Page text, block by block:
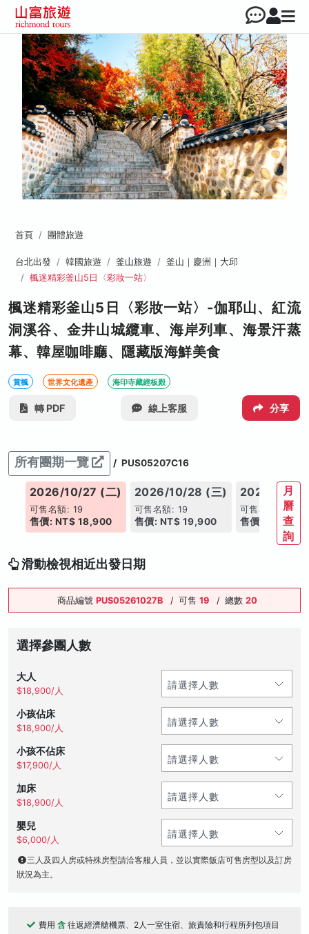
首頁 團體旅遊
台北出發 韓國旅遊 釜山旅遊
釜山｜慶洲｜大邱
楓迷精彩釜山5日〈彩妝一站〉
楓迷精彩釜山5日〈彩妝一站〉-伽耶山、紅流
洞溪谷、金井山城纜車、海岸列車、海景汗蒸
幕、韓屋咖啡廳、隱藏版海鮮美食
賞楓 世界文化遺產 海印寺藏經板殿
轉 PDF 線上客服 分享
所有團期一覽 / PUS05207C16
2026/10/27 (二)
可售名額: 19
售價: NT$ 18,900
2026/10/28 (三)
可售名額: 19
售價: NT$ 19,900
2026/10/
可售名額: 19
售價: NT$
月
曆
查
詢
滑動檢視相近出發日期
商品編號 PUS05261027B / 可售 19 / 總數 20
選擇參團人數
大人
$18,900/人
小孩佔床
$18,900/人
小孩不佔床
$17,900/人
加床
$18,900/人
嬰兒
$6,000/人
三人及四人房或特殊房型請洽客服人員，並以實際飯店可售房型以及訂房
狀況為主。
費用 含 往返經濟艙機票、2人一室住宿、旅責險和行程所列包項目